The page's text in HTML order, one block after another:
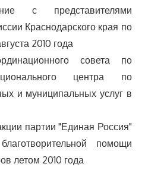
с представителями
Краснодарского края по
2010 года
совета по
центра по
и муниципальных услуг в
партии "Единая Россия"
помощи
летом 2010 года